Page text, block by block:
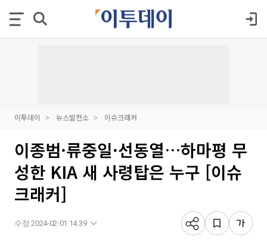
이투데이 뉴스발전소 이슈크래커
이종범·류중일·선동열…하마평 무
성한 KIA 새 사령탑은 누구 [이슈
크래커]
수정 2024-02-01 14:39